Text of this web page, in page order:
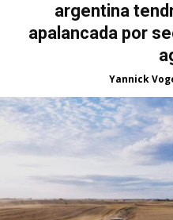
argentina
apalancada por
Yannick